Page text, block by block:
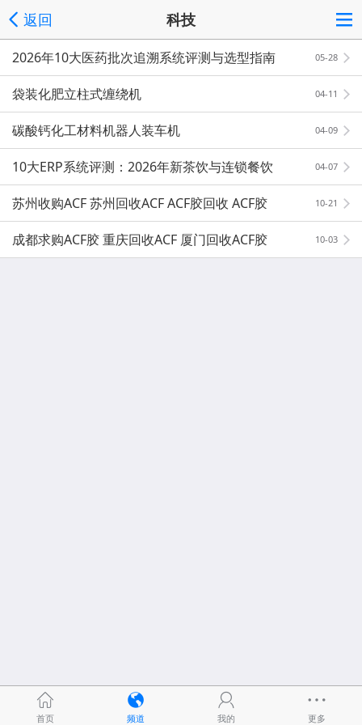
返回 科技
05-28
2026年10大医药批次追溯系统评测与选型指南
04-11
袋装化肥立柱式缠绕机
04-09
碳酸钙化工材料机器人装车机
04-07
10大ERP系统评测：2026年新茶饮与连锁餐饮
10-21
苏州收购ACF 苏州回收ACF ACF胶回收 ACF胶
10-03
成都求购ACF胶 重庆回收ACF 厦门回收ACF胶
首页 频道 我的 更多